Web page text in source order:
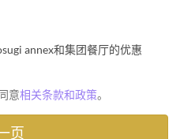
annex和集团餐厅的优惠
意相关条款和政策。